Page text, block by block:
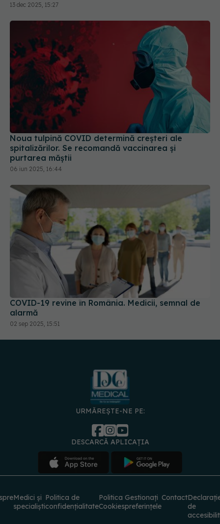
13 dec 2025, 15:27
Noua tulpină COVID determină creșteri ale
spitalizărilor. Se recomandă vaccinarea și
purtarea măștii
06 iun 2025, 16:44
COVID-19 revine în România. Medicii, semnal de
alarmă
02 sep 2025, 15:51
URMĂREȘTE-NE PE:
DESCARCĂ APLICAȚIA
Medici și
specialiști
Politica de
confidențialitate
Politica
Cookies
Gestionați
preferințele
Contact
de